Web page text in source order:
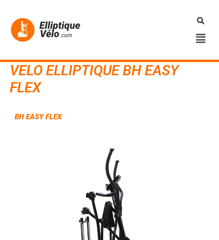
contenu
VELO ELLIPTIQUE BH EASY
FLEX
BH EASY FLEX